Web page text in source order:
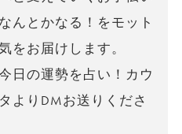
んとかなる！をモット
をお届けします。
日の運勢を占い！カウ
よりDMお送りくださ